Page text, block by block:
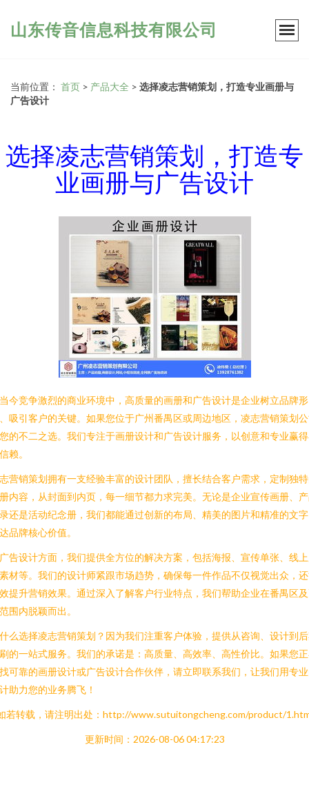
山东传音信息科技有限公司
当前位置： 首页 > 产品大全 > 选择凌志营销策划，打造专业画册与
广告设计
选择凌志营销策划，打造专
业画册与广告设计
今竞争激烈的商业环境中，高质量的画册和广告设计是企业树立品牌形
吸引客户的关键。如果您位于广州番禺区或周边地区，凌志营销策划
的不二之选。我们专注于画册设计和广告设计服务，以创意和专业赢
赖。
营销策划拥有一支经验丰富的设计团队，擅长结合客户需求，定制独
内容，从封面到内页，每一细节都力求完美。无论是企业宣传画册、
还是活动纪念册，我们都能通过创新的布局、精美的图片和精准的文
品牌核心价值。
告设计方面，我们提供全方位的解决方案，包括海报、宣传单张、线
材等。我们的设计师紧跟市场趋势，确保每一件作品不仅视觉出众，
提升营销效果。通过深入了解客户行业特点，我们帮助企业在番禺区
围内脱颖而出。
么选择凌志营销策划？因为我们注重客户体验，提供从咨询、设计到
的一站式服务。我们的承诺是：高质量、高效率、高性价比。如果您
可靠的画册设计或广告设计合作伙伴，请立即联系我们，让我们用专
助力您的业务腾飞！
若转载，请注明出处：http://www.sutuitongcheng.com/product/
更新时间：2026-08-06 04:17:23